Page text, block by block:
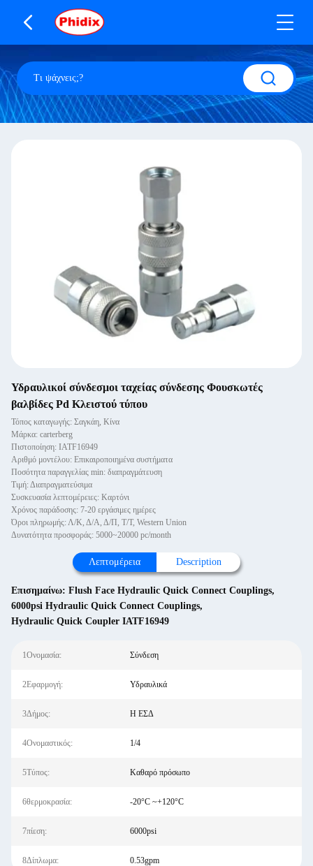
Υδραυλικοί σύνδεσμοι ταχείας σύνδεσης Φουσκωτές
βαλβίδες Pd Κλειστού τύπου
Τόπος καταγωγής: Σαγκάη, Κίνα
Μάρκα: carterberg
Πιστοποίηση: IATF16949
Αριθμό μοντέλου: Επικαιροποιημένα συστήματα
Ποσότητα παραγγελίας min: διαπραγμάτευση
Τιμή: Διαπραγματεύσιμα
Συσκευασία λεπτομέρειες: Καρτόνι
Χρόνος παράδοσης: 7-20 εργάσιμες ημέρες
Όροι πληρωμής: Λ/Κ, Δ/Α, Δ/Π, Τ/Τ, Western Union
Δυνατότητα προσφοράς: 5000~20000 pc/month
Λεπτομέρεια Description
Επισημαίνω: Flush Face Hydraulic Quick Connect Couplings,
6000psi Hydraulic Quick Connect Couplings,
Hydraulic Quick Coupler IATF16949
1Ονομασία: Σύνδεση
2Εφαρμογή: Υδραυλικά
3Δήμος: Η ΕΣΔ
4Ονομαστικός: 1/4
5Τύπος: Καθαρό πρόσωπο
6θερμοκρασία: -20°C ~+120°C
7πίεση: 6000psi
8Δίπλωμα: 0.53gpm